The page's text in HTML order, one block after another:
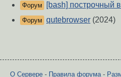
Форум [bash] построчный
Форум qutebrowser (2024)
О Сервере - Правила форума-